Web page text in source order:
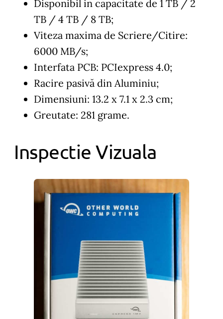
Disponibil in capacitate de 1 TB / 2
TB / 4 TB / 8 TB;
Viteza maxima de Scriere/Citire:
6000 MB/s;
Interfata PCB: PCIexpress 4.0;
Racire pasivă din Aluminiu;
Dimensiuni: 13.2 x 7.1 x 2.3 cm;
Greutate: 281 grame.
Inspectie Vizuala